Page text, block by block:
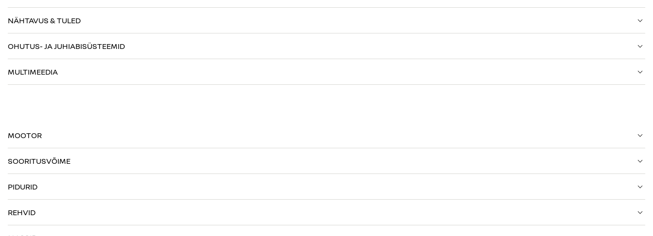
NÄHTAVUS & TULED
OHUTUS- JA JUHIABISÜSTEEMID
MULTIMEEDIA
MOOTOR
SOORITUSVÕIME
PIDURID
REHVID